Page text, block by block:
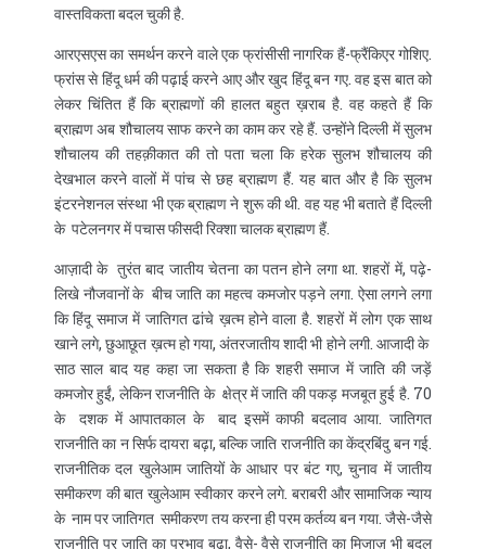
वास्तविकता बदल चुकी है.
आरएसएस का समर्थन करने वाले एक फ्रांसीसी नागरिक हैं-फ्रैंकिएर गोशिए.
फ्रांस से हिंदू धर्म की पढ़ाई करने आए और खुद हिंदू बन गए. वह इस बात को
लेकर चिंतित हैं कि ब्राह्मणों की हालत बहुत ख़राब है. वह कहते हैं कि
ब्राह्मण अब शौचालय साफ करने का काम कर रहे हैं. उन्होंने दिल्ली में सुलभ
शौचालय की तहक़ीकात की तो पता चला कि हरेक सुलभ शौचालय की
देखभाल करने वालों में पांच से छह ब्राह्मण हैं. यह बात और है कि सुलभ
इंटरनेशनल संस्था भी एक ब्राह्मण ने शुरू की थी. वह यह भी बताते हैं दिल्ली
के पटेलनगर में पचास फीसदी रिक्शा चालक ब्राह्मण हैं.
आज़ादी के तुरंत बाद जातीय चेतना का पतन होने लगा था. शहरों में, पढ़े-
लिखे नौजवानों के बीच जाति का महत्व कमजोर पड़ने लगा. ऐसा लगने लगा
कि हिंदू समाज में जातिगत ढांचे ख़त्म होने वाला है. शहरों में लोग एक साथ
खाने लगे, छुआछूत ख़त्म हो गया, अंतरजातीय शादी भी होने लगी. आजादी के
साठ साल बाद यह कहा जा सकता है कि शहरी समाज में जाति की जड़ें
कमजोर हुईं, लेकिन राजनीति के क्षेत्र में जाति की पकड़ मजबूत हुई है. 70
के दशक में आपातकाल के बाद इसमें काफी बदलाव आया. जातिगत
राजनीति का न सिर्फ दायरा बढ़ा, बल्कि जाति राजनीति का केंद्रबिंदु बन गई.
राजनीतिक दल खुलेआम जातियों के आधार पर बंट गए, चुनाव में जातीय
समीकरण की बात खुलेआम स्वीकार करने लगे. बराबरी और सामाजिक न्याय
के नाम पर जातिगत समीकरण तय करना ही परम कर्तव्य बन गया. जैसे-जैसे
राजनीति पर जाति का प्रभाव बढ़ा, वैसे- वैसे राजनीति का मिजाज़ भी बदल